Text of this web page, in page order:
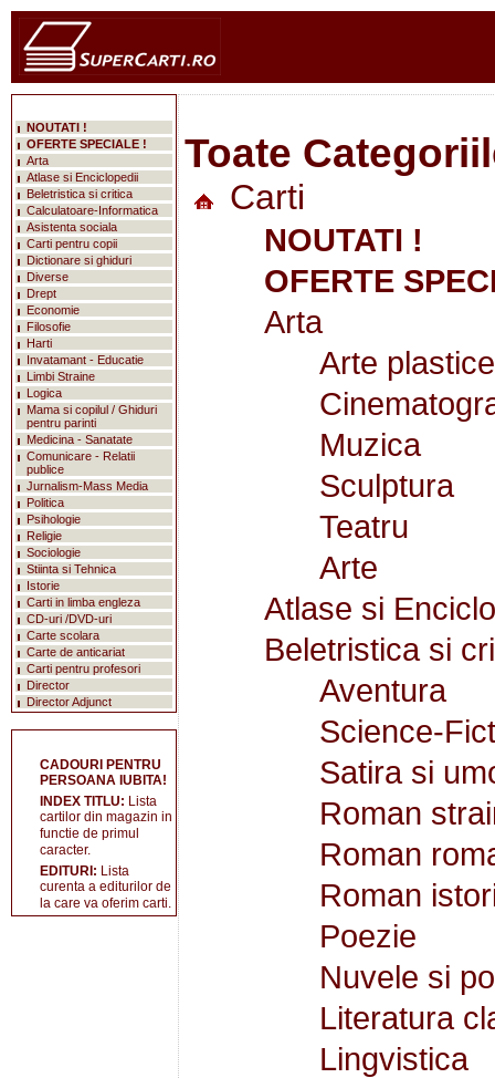
Toate
Carti
NOUTATI !
OFERTE
Arta
Arte plastice
Muzica
Sculptura
Teatru
Arte
Atlase si
Beletristica si
Aventura
Science-
Satira si
Roman
Roman
Roman
Poezie
Nuvele si
Literatura
Lingvistica
NOUTATI !
OFERTE SPECIALE !
Arta
Atlase si Enciclopedii
Beletristica si critica
Calculatoare-Informatica
Asistenta sociala
Carti pentru copii
Dictionare si ghiduri
Diverse
Drept
Economie
Filosofie
Harti
Invatamant - Educatie
Limbi Straine
Logica
Mama si copilul / Ghiduri
pentru parinti
Medicina - Sanatate
Comunicare - Relatii
publice
Jurnalism-Mass Media
Politica
Psihologie
Religie
Sociologie
Stiinta si Tehnica
Istorie
Carti in limba engleza
CD-uri /DVD-uri
Carte scolara
Carte de anticariat
Carti pentru profesori
Director
Director Adjunct
CADOURI PENTRU
PERSOANA IUBITA!
INDEX TITLU: Lista
cartilor din magazin in
functie de primul
caracter.
EDITURI: Lista
curenta a editurilor de
la care va oferim carti.